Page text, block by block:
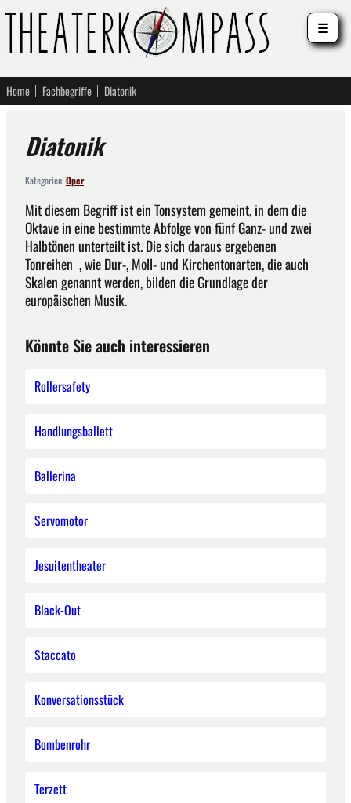
Home Fachbegriffe Diatonik
Diatonik
Kategorien:Oper
Mit diesem Begriff ist ein Tonsystem gemeint, in dem die
Oktave in eine bestimmte Abfolge von fünf Ganz- und zwei
Halbtönen unterteilt ist. Die sich daraus ergebenen
Tonreihen , wie Dur-, Moll- und Kirchentonarten, die auch
Skalen genannt werden, bilden die Grundlage der
europäischen Musik.
Könnte Sie auch interessieren
Rollersafety
Handlungsballett
Ballerina
Servomotor
Jesuitentheater
Black-Out
Staccato
Konversationsstück
Bombenrohr
Terzett
☰